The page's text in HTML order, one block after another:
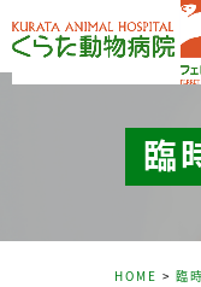
臨
HOME 臨